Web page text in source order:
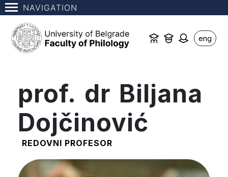
NAVIGATION
eng
prof. dr Biljana
Dojčinović
REDOVNI PROFESOR